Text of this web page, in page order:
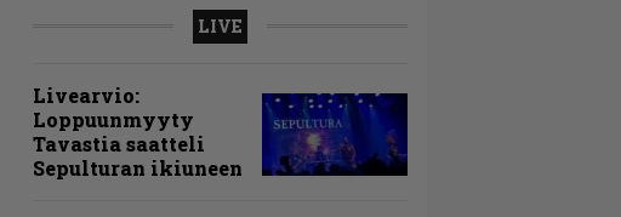
LIVE
Livearvio:
Loppuunmyyty
Tavastia saatteli
Sepulturan ikiuneen